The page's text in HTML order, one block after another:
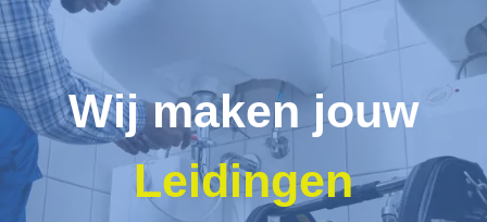
Wij maken jouw
Leidingen